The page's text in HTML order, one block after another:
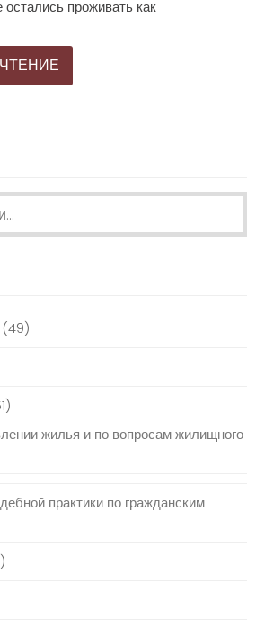
остались проживать как
(49)
жилья и по вопросам жилищного
практики по гражданским